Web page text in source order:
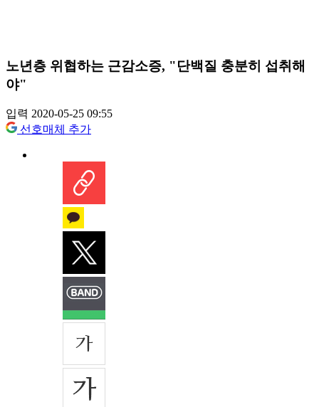
노년층 위협하는 근감소증, "단백질 충분히 섭취해
야"
입력 2020-05-25 09:55
선호매체 추가